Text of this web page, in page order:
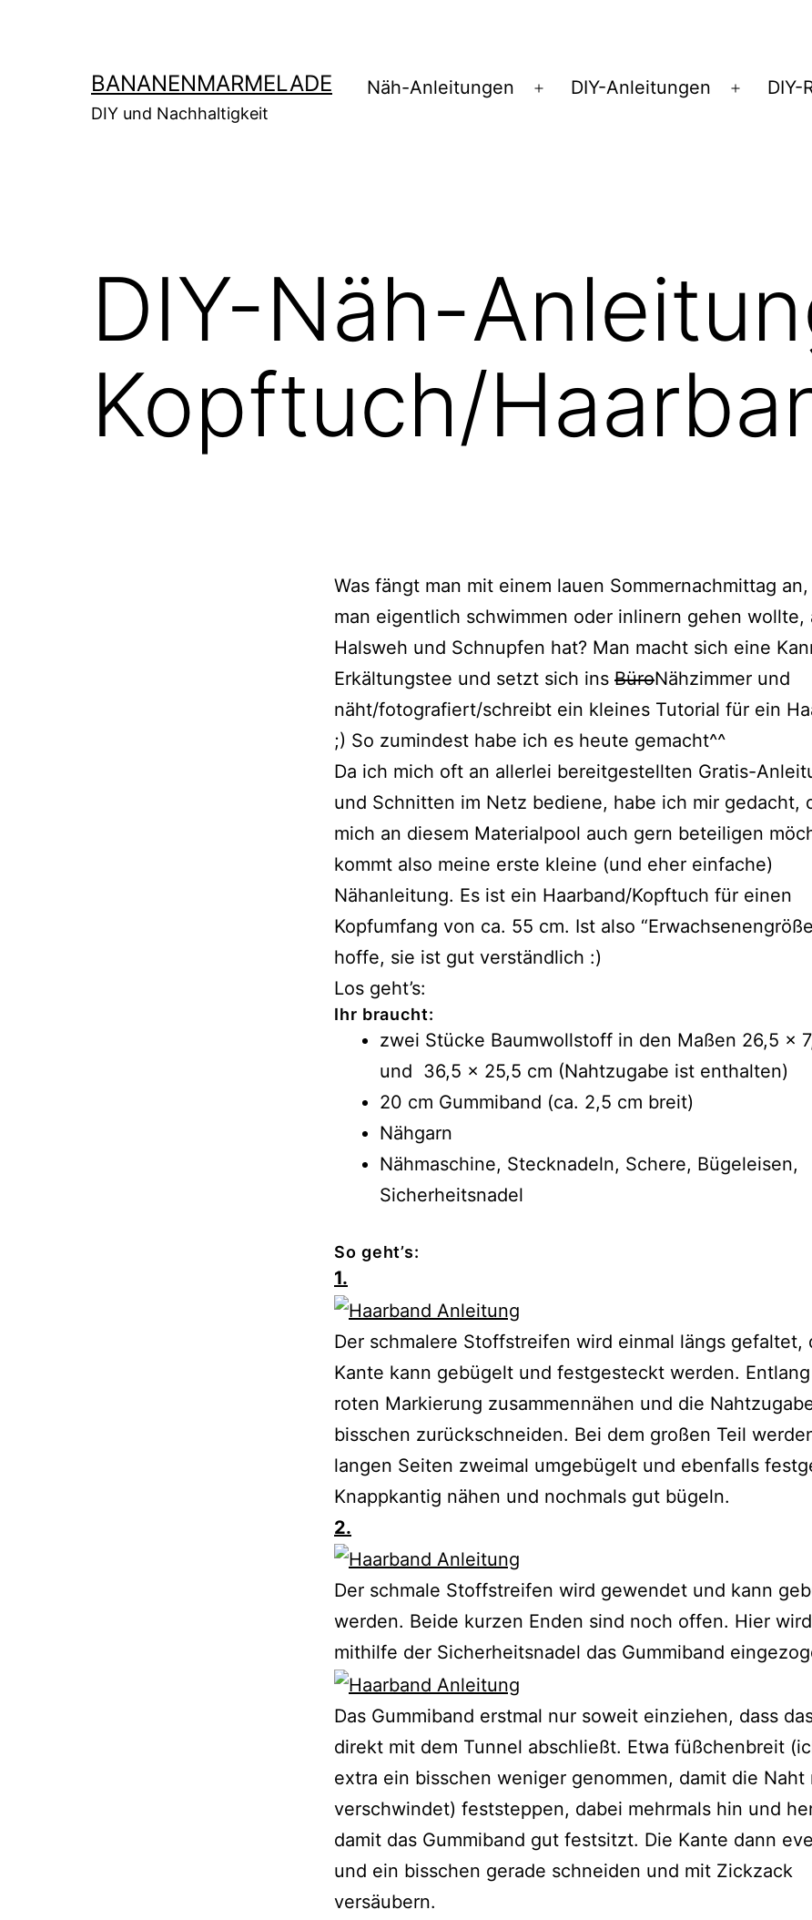
BANANENMARMELADE
DIY und Nachhaltigkeit
Näh-Anleitungen
Menü
DIY-Anleitungen
Menü
DIY-
DIY-Näh-
Kopftuch/
Was fängt man mit einem lauen Sommernachmittag
man eigentlich schwimmen oder inlinern gehen wollte,
Halsweh und Schnupfen hat? Man macht sich eine
Erkältungstee und setzt sich ins BüroNähzimmer und
näht/fotografiert/schreibt ein kleines Tutorial für ein
;) So zumindest habe ich es heute gemacht^^
Da ich mich oft an allerlei bereitgestellten Gratis-
und Schnitten im Netz bediene, habe ich mir gedacht,
mich an diesem Materialpool auch gern beteiligen
kommt also meine erste kleine (und eher einfache)
Nähanleitung. Es ist ein Haarband/Kopftuch für einen
Kopfumfang von ca. 55 cm. Ist also
hoffe, sie ist gut verständlich :)
Los geht’s:
Ihr braucht:
zwei Stücke Baumwollstoff in den Maßen 26,5 x
und 36,5 x 25,5 cm (Nahtzugabe ist enthalten)
20 cm Gummiband (ca. 2,5 cm breit)
Nähgarn
Nähmaschine, Stecknadeln, Schere, Bügeleisen,
Sicherheitsnadel
So geht’s:
1.
Der schmalere Stoffstreifen wird einmal längs gefaltet,
Kante kann gebügelt und festgesteckt werden.
roten Markierung zusammennähen und die
bisschen zurückschneiden. Bei dem großen Teil
langen Seiten zweimal umgebügelt und ebenfalls
Knappkantig nähen und nochmals gut bügeln.
2.
Der schmale Stoffstreifen wird gewendet und kann
werden. Beide kurzen Enden sind noch offen. Hier
mithilfe der Sicherheitsnadel das Gummiband
Das Gummiband erstmal nur soweit einziehen, dass
direkt mit dem Tunnel abschließt. Etwa füßchenbreit
extra ein bisschen weniger genommen, damit die Naht
verschwindet) feststeppen, dabei mehrmals hin und
damit das Gummiband gut festsitzt. Die Kante dann
und ein bisschen gerade schneiden und mit Zickzack
versäubern.